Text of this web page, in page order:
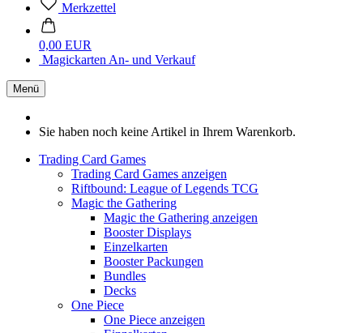
Merkzettel
0,00 EUR
Magickarten An- und Verkauf
Menü
Sie haben noch keine Artikel in Ihrem Warenkorb.
Trading Card Games
Trading Card Games anzeigen
Riftbound: League of Legends TCG
Magic the Gathering
Magic the Gathering anzeigen
Booster Displays
Einzelkarten
Booster Packungen
Bundles
Decks
One Piece
One Piece anzeigen